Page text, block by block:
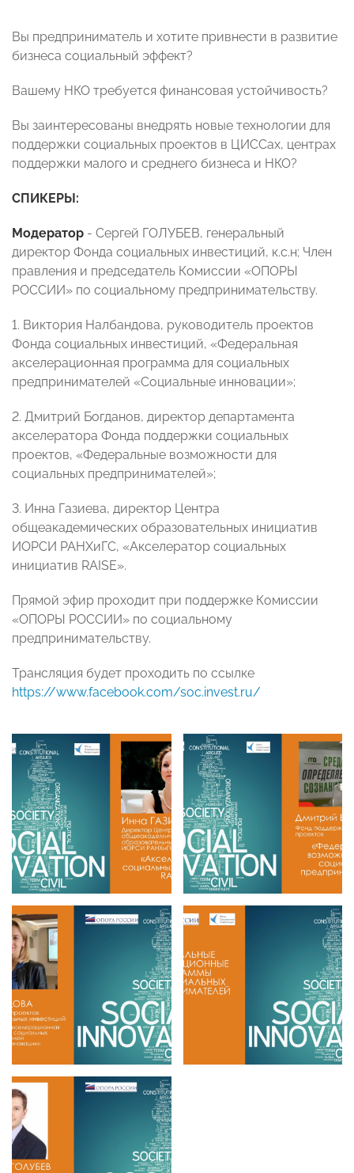
Вы предприниматель и хотите привнести в развитие
бизнеса социальный эффект?
Вашему НКО требуется финансовая устойчивость?
Вы заинтересованы внедрять новые технологии для
поддержки социальных проектов в ЦИССах, центрах
поддержки малого и среднего бизнеса и НКО?
СПИКЕРЫ:
Модератор - Сергей ГОЛУБЕВ, генеральный
директор Фонда социальных инвестиций, к.с.н; Член
правления и председатель Комиссии «ОПОРЫ
РОССИИ» по социальному предпринимательству.
1. Виктория Налбандова, руководитель проектов
Фонда социальных инвестиций, «Федеральная
акселерационная программа для социальных
предпринимателей «Социальные инновации»;
2. Дмитрий Богданов, директор департамента
акселератора Фонда поддержки социальных
проектов, «Федеральные возможности для
социальных предпринимателей»;
3. Инна Газиева, директор Центра
общеакадемических образовательных инициатив
ИОРСИ РАНХиГС, «Акселератор социальных
инициатив RAISE».
Прямой эфир проходит при поддержке Комиссии
«ОПОРЫ РОССИИ» по социальному
предпринимательству.
Трансляция будет проходить по ссылке
https://www.facebook.com/soc.invest.ru/